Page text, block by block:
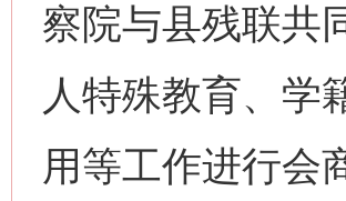
察院与县残联共
人特殊教育、学
用等工作进行会